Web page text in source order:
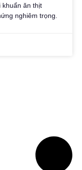
khuẩn ăn thịt
nghiêm trọng.